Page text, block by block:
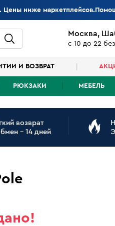
Цены ниже
Москва,
с 10 до 22
И ВОЗВРАТ
РЮКЗАКИ МЕБЕЛЬ
возврат
- 14 дней